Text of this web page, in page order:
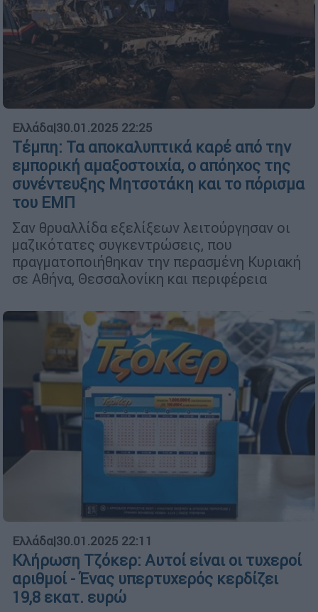
Ελλάδα|30.01.2025 22:25
Τέμπη: Τα αποκαλυπτικά καρέ από την
εμπορική αμαξοστοιχία, ο απόηχος της
συνέντευξης Μητσοτάκη και το πόρισμα
του ΕΜΠ
Σαν θρυαλλίδα εξελίξεων λειτούργησαν οι
μαζικότατες συγκεντρώσεις, που
πραγματοποιήθηκαν την περασμένη Κυριακή
σε Αθήνα, Θεσσαλονίκη και περιφέρεια
Ελλάδα|30.01.2025 22:11
Κλήρωση Τζόκερ: Αυτοί είναι οι τυχεροί
αριθμοί - Ένας υπερτυχερός κερδίζει
19,8 εκατ. ευρώ